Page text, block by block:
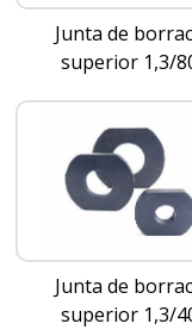
Junta de
superior 1,3/
Junta de
superior 1,3/